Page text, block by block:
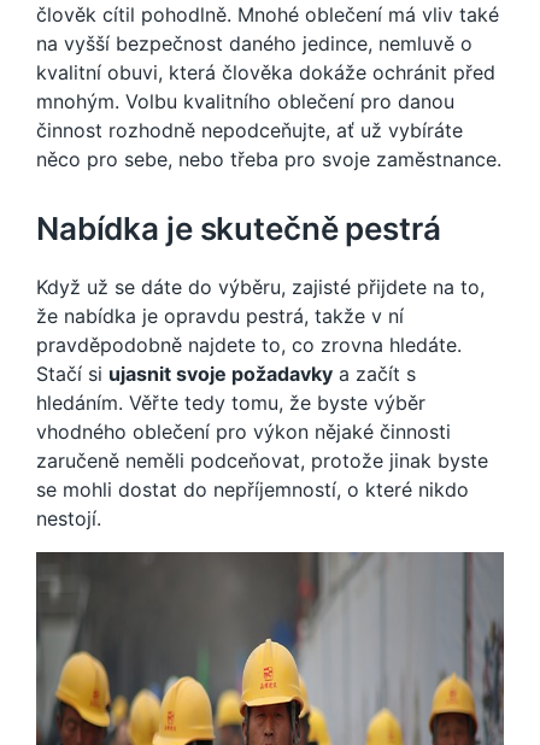
člověk cítil pohodlně. Mnohé oblečení má vliv také
na vyšší bezpečnost daného jedince, nemluvě o
kvalitní obuvi, která člověka dokáže ochránit před
mnohým. Volbu kvalitního oblečení pro danou
činnost rozhodně nepodceňujte, ať už vybíráte
něco pro sebe, nebo třeba pro svoje zaměstnance.
Nabídka je skutečně pestrá
Když už se dáte do výběru, zajisté přijdete na to,
že nabídka je opravdu pestrá, takže v ní
pravděpodobně najdete to, co zrovna hledáte.
Stačí si ujasnit svoje požadavky a začít s
hledáním. Věřte tedy tomu, že byste výběr
vhodného oblečení pro výkon nějaké činnosti
zaručeně neměli podceňovat, protože jinak byste
se mohli dostat do nepříjemností, o které nikdo
nestojí.